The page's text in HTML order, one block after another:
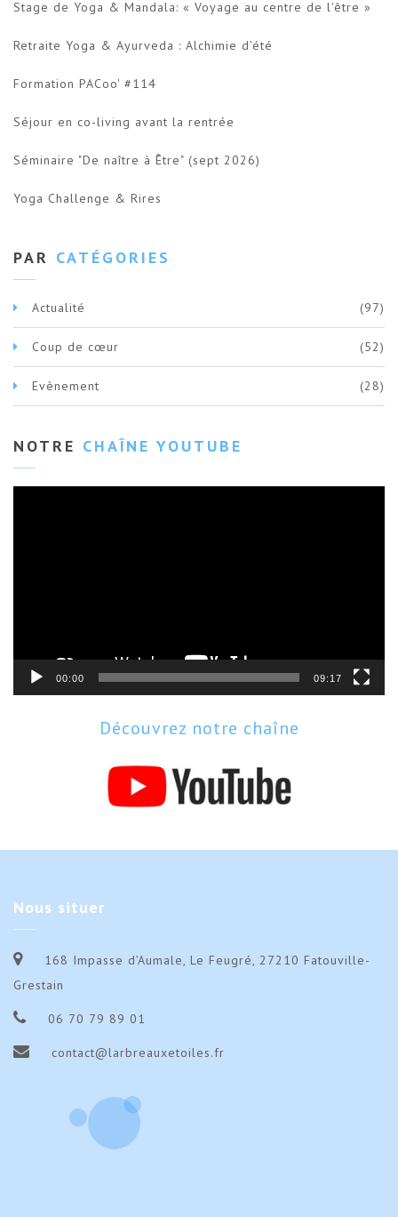
Stage de Yoga & Mandala: « Voyage au centre de l'être »
Retraite Yoga & Ayurveda : Alchimie d’été
Formation PACoo' #114
Séjour en co-living avant la rentrée
Séminaire "De naître à Être" (sept 2026)
Yoga Challenge & Rires
PAR CATÉGORIES
Actualité (97)
Coup de cœur (52)
Evènement (28)
NOTRE CHAÎNE YOUTUBE
00:00 09:17
Découvrez notre chaîne
Nous situer
168 Impasse d’Aumale, Le Feugré, 27210 Fatouville-
Grestain
06 70 79 89 01
contact@larbreauxetoiles.fr